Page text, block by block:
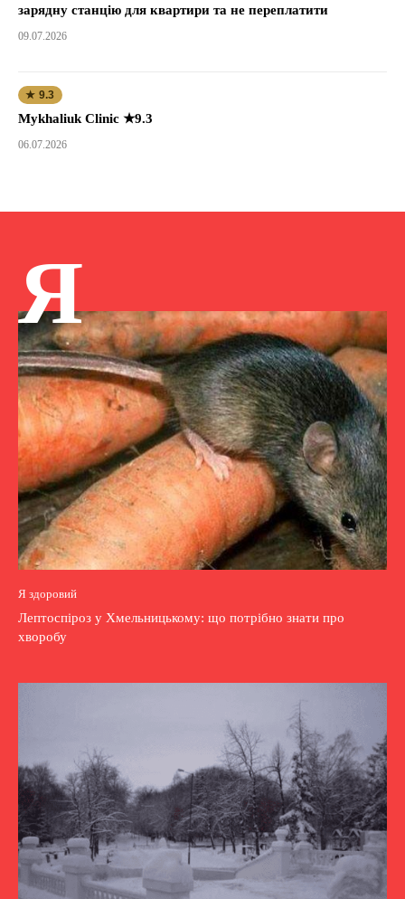
зарядну станцію для квартири та не переплатити
09.07.2026
★ 9.3
Mykhaliuk Clinic ★9.3
06.07.2026
Я
Я здоровий
Лептоспіроз у Хмельницькому: що потрібно знати про
хворобу